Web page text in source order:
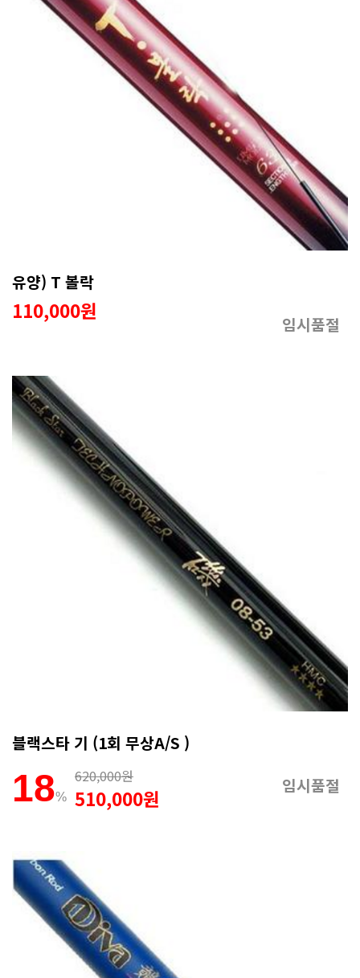
유양) T 볼락
임시품절
110,000원
블랙스타 기 (1회 무상A/S )
18%
임시품절
620,000원
510,000원